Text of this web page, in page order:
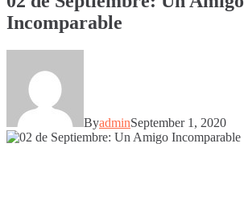
Incomparable
ByadminSeptember 1, 2020